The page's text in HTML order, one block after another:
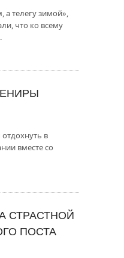
а телегу зимой»,
что ко всему
в
вместе со
СТРАСТНОЙ
ПОСТА